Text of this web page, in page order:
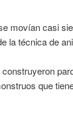
movían casi
la técnica de
que